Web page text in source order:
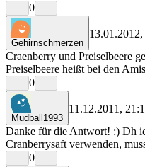
0
Gehirnschmerzen
Craenberry und Preiselbeere
Preiselbeere heißt bei den
0
Mudball1993
11.12.2011,
Danke für die Antwort! :) Dh
Cranberrysaft verwenden,
0